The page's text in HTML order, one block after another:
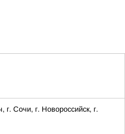
Сочи, г. Новороссийск, г.